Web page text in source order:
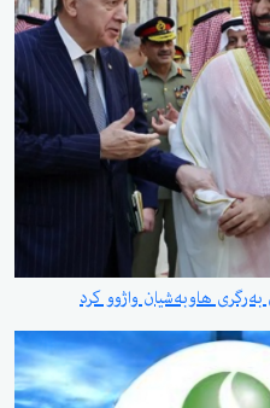
بەرگری هاوبەشیان واژوو کرد